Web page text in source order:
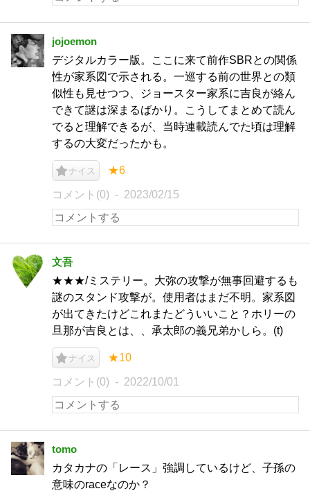
jojoemon
デジタルカラー版。ここに来て前作SBRとの関係
性が家系図で示される。一巡する前の世界との類
似性も見せつつ、ジョースター家系に吉良が絡ん
できて謎は深まるばかり。こうしてまとめて読ん
でると理解できるが、当時連載読んでた頃は理解
するの大変だったかも。
ナイス ★6
コメント(0) 2023/02/15
文吾
★★★/ミステリー。大弥の攻撃が無事回避するも
謎のスタンド攻撃が。使用者はまだ不明。家系図
が出てきたけどこれまたどういいこと？ホリーの
旦那が吉良とは、、承太郎の義兄弟かしら。(t)
ナイス ★10
コメント(0) 2022/10/01
tomo
カタカナの「レース」強調しているけど、子孫の
意味のraceなのか？